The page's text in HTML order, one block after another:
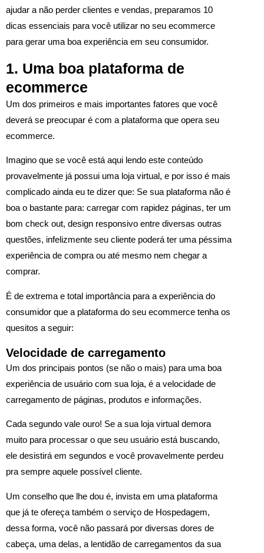
ajudar a não perder clientes e vendas, preparamos 10
dicas essenciais para você utilizar no seu ecommerce
para gerar uma boa experiência em seu consumidor.
1. Uma boa plataforma de
ecommerce
Um dos primeiros e mais importantes fatores que você
deverá se preocupar é com a plataforma que opera seu
ecommerce.
Imagino que se você está aqui lendo este conteúdo
provavelmente já possui uma loja virtual, e por isso é mais
complicado ainda eu te dizer que: Se sua plataforma não é
boa o bastante para: carregar com rapidez páginas, ter um
bom check out, design responsivo entre diversas outras
questões, infelizmente seu cliente poderá ter uma péssima
experiência de compra ou até mesmo nem chegar a
comprar.
É de extrema e total importância para a experiência do
consumidor que a plataforma do seu ecommerce tenha os
quesitos a seguir:
Velocidade de carregamento
Um dos principais pontos (se não o mais) para uma boa
experiência de usuário com sua loja, é a velocidade de
carregamento de páginas, produtos e informações.
Cada segundo vale ouro! Se a sua loja virtual demora
muito para processar o que seu usuário está buscando,
ele desistirá em segundos e você provavelmente perdeu
pra sempre aquele possível cliente.
Um conselho que lhe dou é, invista em uma plataforma
que já te ofereça também o serviço de Hospedagem,
dessa forma, você não passará por diversas dores de
cabeça, uma delas, a lentidão de carregamentos da sua